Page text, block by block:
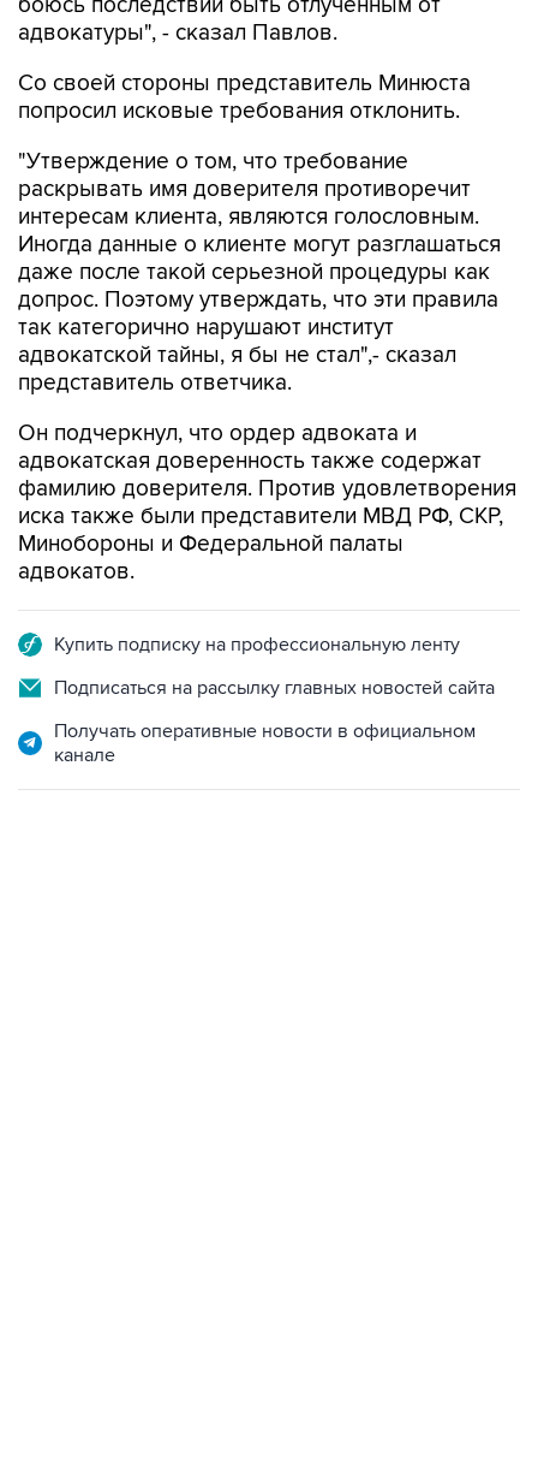
адвокатуры", - сказал Павлов.
Со своей стороны представитель Минюста
попросил исковые требования отклонить.
"Утверждение о том, что требование
раскрывать имя доверителя противоречит
интересам клиента, являются голословным.
Иногда данные о клиенте могут разглашаться
даже после такой серьезной процедуры как
допрос. Поэтому утверждать, что эти правила
так категорично нарушают институт
адвокатской тайны, я бы не стал",- сказал
представитель ответчика.
Он подчеркнул, что ордер адвоката и
адвокатская доверенность также содержат
фамилию доверителя. Против удовлетворения
иска также были представители МВД РФ, СКР,
Минобороны и Федеральной палаты
адвокатов.
Купить подписку на профессиональную ленту
Подписаться на рассылку главных новостей сайта
Получать оперативные новости в официальном
канале